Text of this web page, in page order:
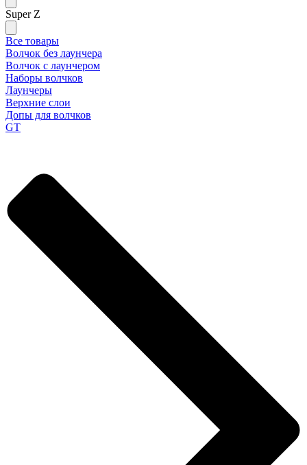
Super Z
Все товары
Волчок без лаунчера
Волчок с лаунчером
Наборы волчков
Лаунчеры
Верхние слои
Допы для волчков
GT